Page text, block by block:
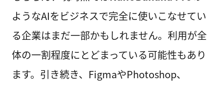
ようなAIをビジネスで完全に使いこなせてい
る企業はまだ一部かもしれません。利用が全
体の一割程度にとどまっている可能性もあり
ます。引き続き、FigmaやPhotoshop、